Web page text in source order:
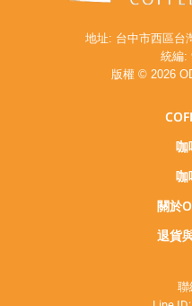
地址: 台中市西區台
統編:
版權 © 2026
咖
咖
關於
退貨
聯